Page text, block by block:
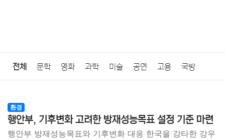
전체 문학 영화 과학 미술 공연 고용 국방
질병 가요 방송 일상 주식 암호화폐 블록체인
환경
행안부, 기후변화 고려한 방재성능목표 설정 기준 마련
행안부 방재성능목표와 기후변화 대응 한국을 강타한 강우